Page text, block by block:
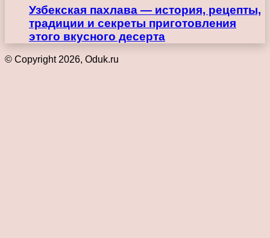
Узбекская пахлава — история, рецепты,
традиции и секреты приготовления
этого вкусного десерта
© Copyright 2026, Oduk.ru